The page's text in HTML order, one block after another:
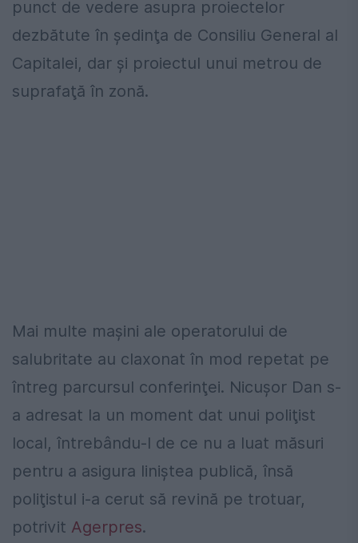
punct de vedere asupra proiectelor
dezbătute în şedinţa de Consiliu General al
Capitalei, dar şi proiectul unui metrou de
suprafaţă în zonă.
Mai multe maşini ale operatorului de
salubritate au claxonat în mod repetat pe
întreg parcursul conferinţei. Nicuşor Dan s-
a adresat la un moment dat unui poliţist
local, întrebându-l de ce nu a luat măsuri
pentru a asigura liniştea publică, însă
poliţistul i-a cerut să revină pe trotuar,
potrivit Agerpres.